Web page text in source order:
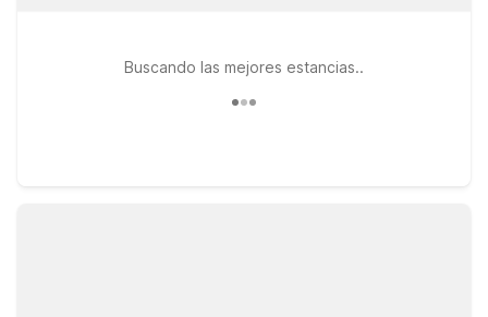
Buscando las mejores estancias..